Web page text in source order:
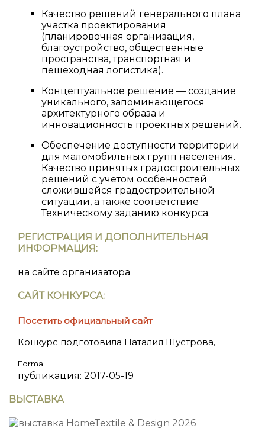
Качество решений генерального плана
участка проектирования
(планировочная организация,
благоустройство, общественные
пространства, транспортная и
пешеходная логистика).
Концептуальное решение — создание
уникального, запоминающегося
архитектурного образа и
инновационность проектных решений.
Обеспечение доступности территории
для маломобильных групп населения.
Качество принятых градостроительных
решений с учетом особенностей
сложившейся градостроительной
ситуации, а также соответствие
Техническому заданию конкурса.
РЕГИСТРАЦИЯ И ДОПОЛНИТЕЛЬНАЯ
ИНФОРМАЦИЯ:
на сайте организатора
САЙТ КОНКУРСА:
Посетить официальный сайт
Конкурс подготовила Наталия Шустрова,
Forma
публикация: 2017-05-19
ВЫСТАВКА